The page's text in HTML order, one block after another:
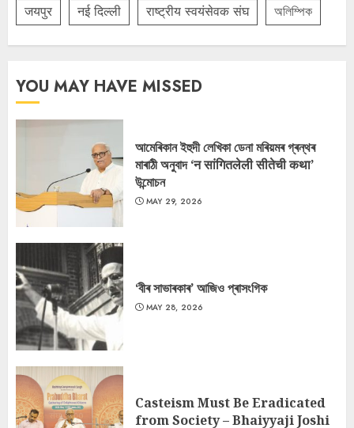
जयपुर
नई दिल्ली राष्ट्रीय स्वयंसेवक संघ অলিম্পিক
YOU MAY HAVE MISSED
আমেৰিকান ইহুদী লেখিকা ডেনা মৰিয়মৰ গ্ৰন্থৰ
মাৰাঠী অনুবাদ ‘न सांगितलेली सीतेची कथा’
উন্মোচন
MAY 29, 2026
‘বীৰ সাভাৰকাৰ’ আজিও প্ৰাসংগিক
MAY 28, 2026
Casteism Must Be Eradicated
from Society – Bhaiyyaji Joshi